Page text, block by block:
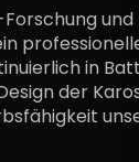
in
der